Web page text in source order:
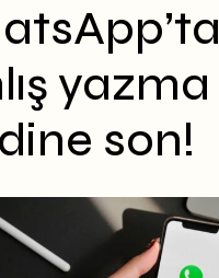
yazma
son!